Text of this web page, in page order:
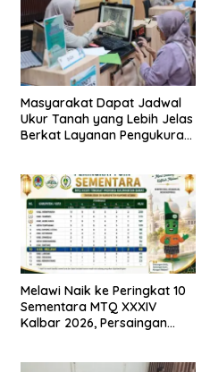
Masyarakat Dapat Jadwal
Ukur Tanah yang Lebih Jelas
Berkat Layanan Pengukuran
Melawi Naik ke Peringkat 10
Sementara MTQ XXXIV
Kalbar 2026, Persaingan